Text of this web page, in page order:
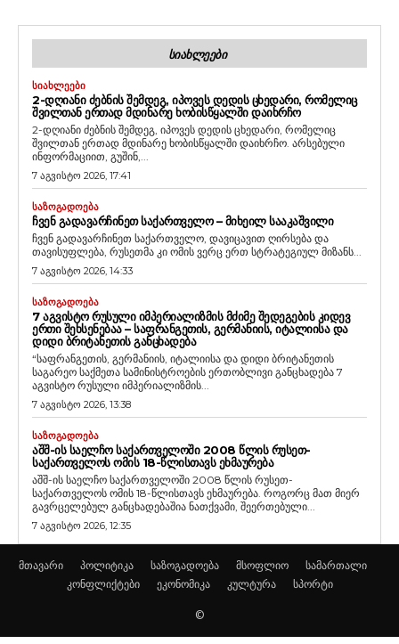
ᲡᲘᲐᲮᲚᲔᲔᲑᲘ
ᲡᲘᲐᲮᲚᲔᲔᲑᲘ
2-ᲓᲦᲘᲐᲜᲘ ᲫᲔᲑᲜᲘᲡ ᲨᲔᲛᲓᲔᲒ, ᲘᲞᲝᲕᲔᲡ ᲓᲔᲓᲘᲡ ᲪᲮᲔᲓᲐᲠᲘ, ᲠᲝᲛᲔᲚᲘᲪ
ᲨᲕᲘᲚᲗᲐᲜ ᲔᲠᲗᲐᲓ ᲛᲓᲘᲜᲐᲠᲔ ᲮᲝᲑᲘᲡᲬᲧᲐᲚᲨᲘ ᲓᲐᲘᲮᲠᲩᲝ
2-დღიანი ძებნის შემდეგ, იპოვეს დედის ცხედარი, რომელიც
შვილთან ერთად მდინარე ხობისწყალში დაიხრჩო. არსებული
ინფორმაციით, გუშინ,...
7 აგვისტო 2026, 17:41
ᲡᲐᲖᲝᲒᲐᲓᲝᲔᲑᲐ
ᲩᲕᲔᲜ ᲒᲐᲓᲐᲕᲐᲠᲩᲘᲜᲔᲗ ᲡᲐᲥᲐᲠᲗᲕᲔᲚᲝ – ᲛᲘᲮᲔᲘᲚ ᲡᲐᲐᲙᲐᲨᲕᲘᲚᲘ
ჩვენ გადავარჩინეთ საქართველო, დავიცავით ღირსება და
თავისუფლება, რუსეთმა კი ომის ვერც ერთ სტრატეგიულ მიზანს...
7 აგვისტო 2026, 14:33
ᲡᲐᲖᲝᲒᲐᲓᲝᲔᲑᲐ
7 ᲐᲒᲕᲘᲡᲢᲝ ᲠᲣᲡᲣᲚᲘ ᲘᲛᲞᲔᲠᲘᲐᲚᲘᲖᲛᲘᲡ ᲛᲫᲘᲛᲔ ᲨᲔᲓᲔᲒᲔᲑᲘᲡ ᲙᲘᲓᲔᲕ
ᲔᲠᲗᲘ ᲨᲔᲮᲡᲔᲜᲔᲑᲐᲐ – ᲡᲐᲤᲠᲐᲜᲒᲔᲗᲘᲡ, ᲒᲔᲠᲛᲐᲜᲘᲘᲡ, ᲘᲢᲐᲚᲘᲘᲡᲐ ᲓᲐ
ᲓᲘᲓᲘ ᲑᲠᲘᲢᲐᲜᲔᲗᲘᲡ ᲒᲐᲜᲪᲮᲐᲓᲔᲑᲐ
“საფრანგეთის, გერმანიის, იტალიისა და დიდი ბრიტანეთის
საგარეო საქმეთა სამინისტროების ერთობლივი განცხადება 7
აგვისტო რუსული იმპერიალიზმის...
7 აგვისტო 2026, 13:38
ᲡᲐᲖᲝᲒᲐᲓᲝᲔᲑᲐ
ᲐᲨᲨ-ᲘᲡ ᲡᲐᲔᲚᲩᲝ ᲡᲐᲥᲐᲠᲗᲕᲔᲚᲝᲨᲘ 2008 ᲬᲚᲘᲡ ᲠᲣᲡᲔᲗ-
ᲡᲐᲥᲐᲠᲗᲕᲔᲚᲝᲡ ᲝᲛᲘᲡ 18-ᲬᲚᲘᲡᲗᲐᲕᲡ ᲔᲮᲛᲐᲣᲠᲔᲑᲐ
აშშ-ის საელჩო საქართველოში 2008 წლის რუსეთ-
საქართველოს ომის 18-წლისთავს ეხმაურება. როგორც მათ მიერ
გავრცელებულ განცხადებაშია ნათქვამი, შეერთებული...
7 აგვისტო 2026, 12:35
მთავარი პოლიტიკა საზოგადოება მსოფლიო
სამართალი
კონფლიქტები
ეკონომიკა კულტურა სპორტი
©